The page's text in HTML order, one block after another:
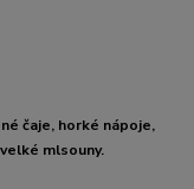
čaje, horké nápoje,
mlsouny.